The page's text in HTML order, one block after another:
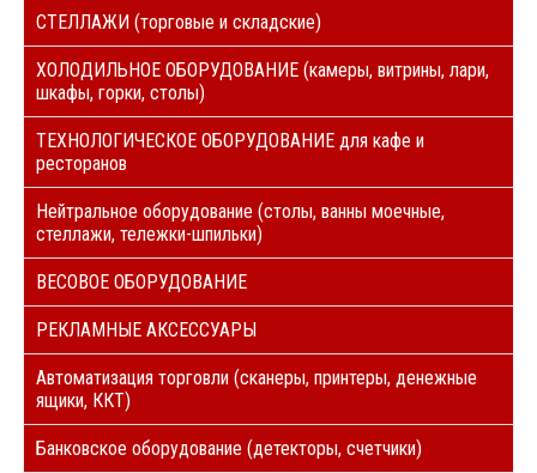
СТЕЛЛАЖИ (торговые и складские)
ХОЛОДИЛЬНОЕ ОБОРУДОВАНИЕ (камеры, витрины, лари,
шкафы, горки, столы)
ТЕХНОЛОГИЧЕСКОЕ ОБОРУДОВАНИЕ для кафе и
ресторанов
Нейтральное оборудование (столы, ванны моечные,
стеллажи, тележки-шпильки)
ВЕСОВОЕ ОБОРУДОВАНИЕ
РЕКЛАМНЫЕ АКСЕССУАРЫ
Автоматизация торговли (сканеры, принтеры, денежные
ящики, ККТ)
Банковское оборудование (детекторы, счетчики)